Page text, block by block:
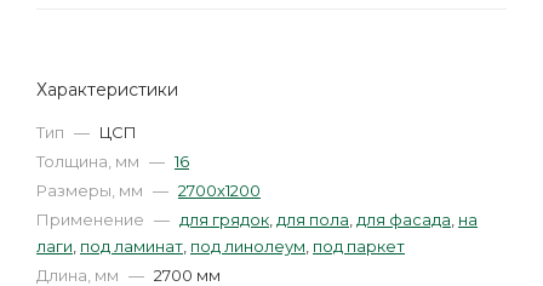
Характеристики
Тип — ЦСП
Толщина, мм — 16
Размеры, мм — 2700х1200
Применение — для грядок для пола для фасада на
лаги под ламинат под линолеум под паркет
Длина, мм — 2700 мм